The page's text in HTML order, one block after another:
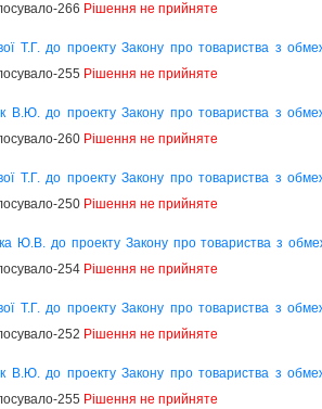
266 Рішення не прийняте
Т.Г. до проекту Закону про товариства з
255 Рішення не прийняте
В.Ю. до проекту Закону про товариства з
260 Рішення не прийняте
Т.Г. до проекту Закону про товариства з
250 Рішення не прийняте
Ю.В. до проекту Закону про товариства з
254 Рішення не прийняте
Т.Г. до проекту Закону про товариства з
252 Рішення не прийняте
В.Ю. до проекту Закону про товариства з
255 Рішення не прийняте